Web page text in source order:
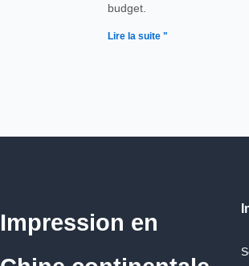
budget.
Lire la suite "
Impression en